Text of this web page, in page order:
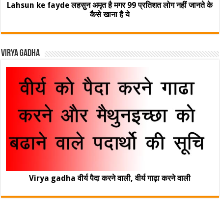
Lahsun ke fayde लहसुन अमृत है मगर 99 प्रतिशत लोग नहीं जानते के
कैसे खाना है ये
Virya Gadha
Virya gadha वीर्य पैदा करने वाली, वीर्य गाढ़ा करने वाली